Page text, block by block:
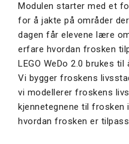
Modulen starter med et
for å jakte på områder
dagen får elevene lære
erfare hvordan frosken
LEGO WeDo 2.0 brukes
Vi bygger froskens
vi modellerer froskens
kjennetegnene til frosken
hvordan frosken er